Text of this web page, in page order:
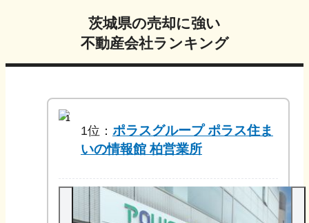
茨城県の売却に強い
不動産会社ランキング
1
1位： ポラスグループ ポラス住ま
いの情報館 柏営業所